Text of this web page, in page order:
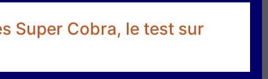
Super Cobra, le test sur